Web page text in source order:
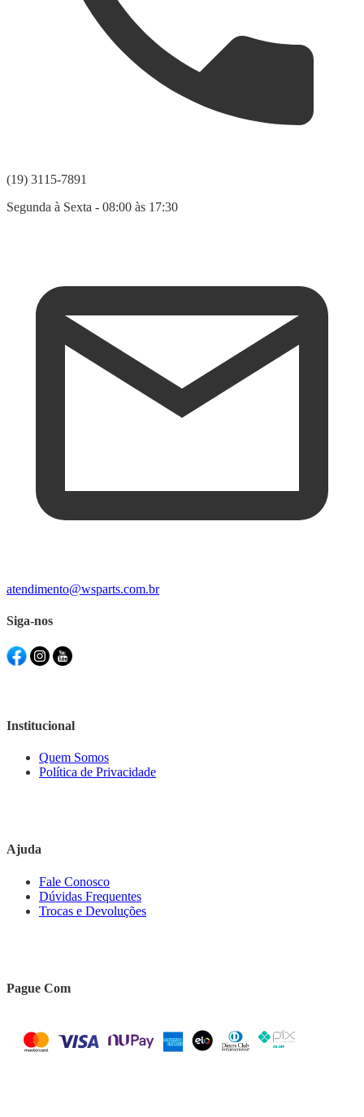
(19) 3115-7891
Segunda à Sexta - 08:00 às 17:30
atendimento@wsparts.com.br
Siga-nos
Institucional
Quem Somos
Política de Privacidade
Ajuda
Fale Conosco
Dúvidas Frequentes
Trocas e Devoluções
Pague Com